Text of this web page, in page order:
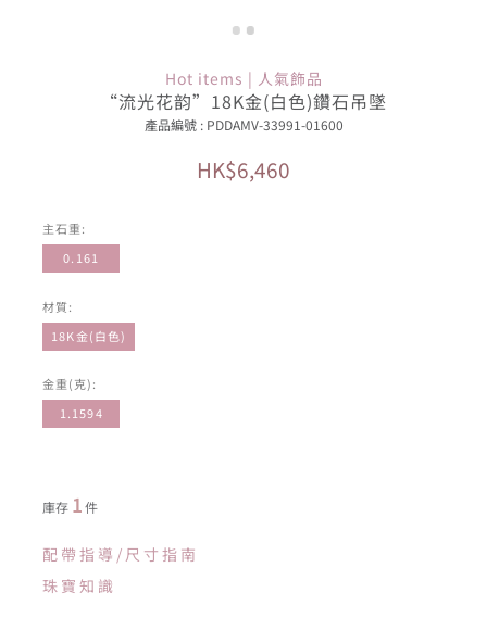
Hot items | 人氣飾品
“流光花韵”18K金(白色)鑽石吊墜
產品編號 : PDDAMV-33991-01600
HK$6,460
主石重:
0.161
材質:
18K金(白色)
金重(克):
1.1594
庫存 1件
配帶指導/尺寸指南
珠寶知識